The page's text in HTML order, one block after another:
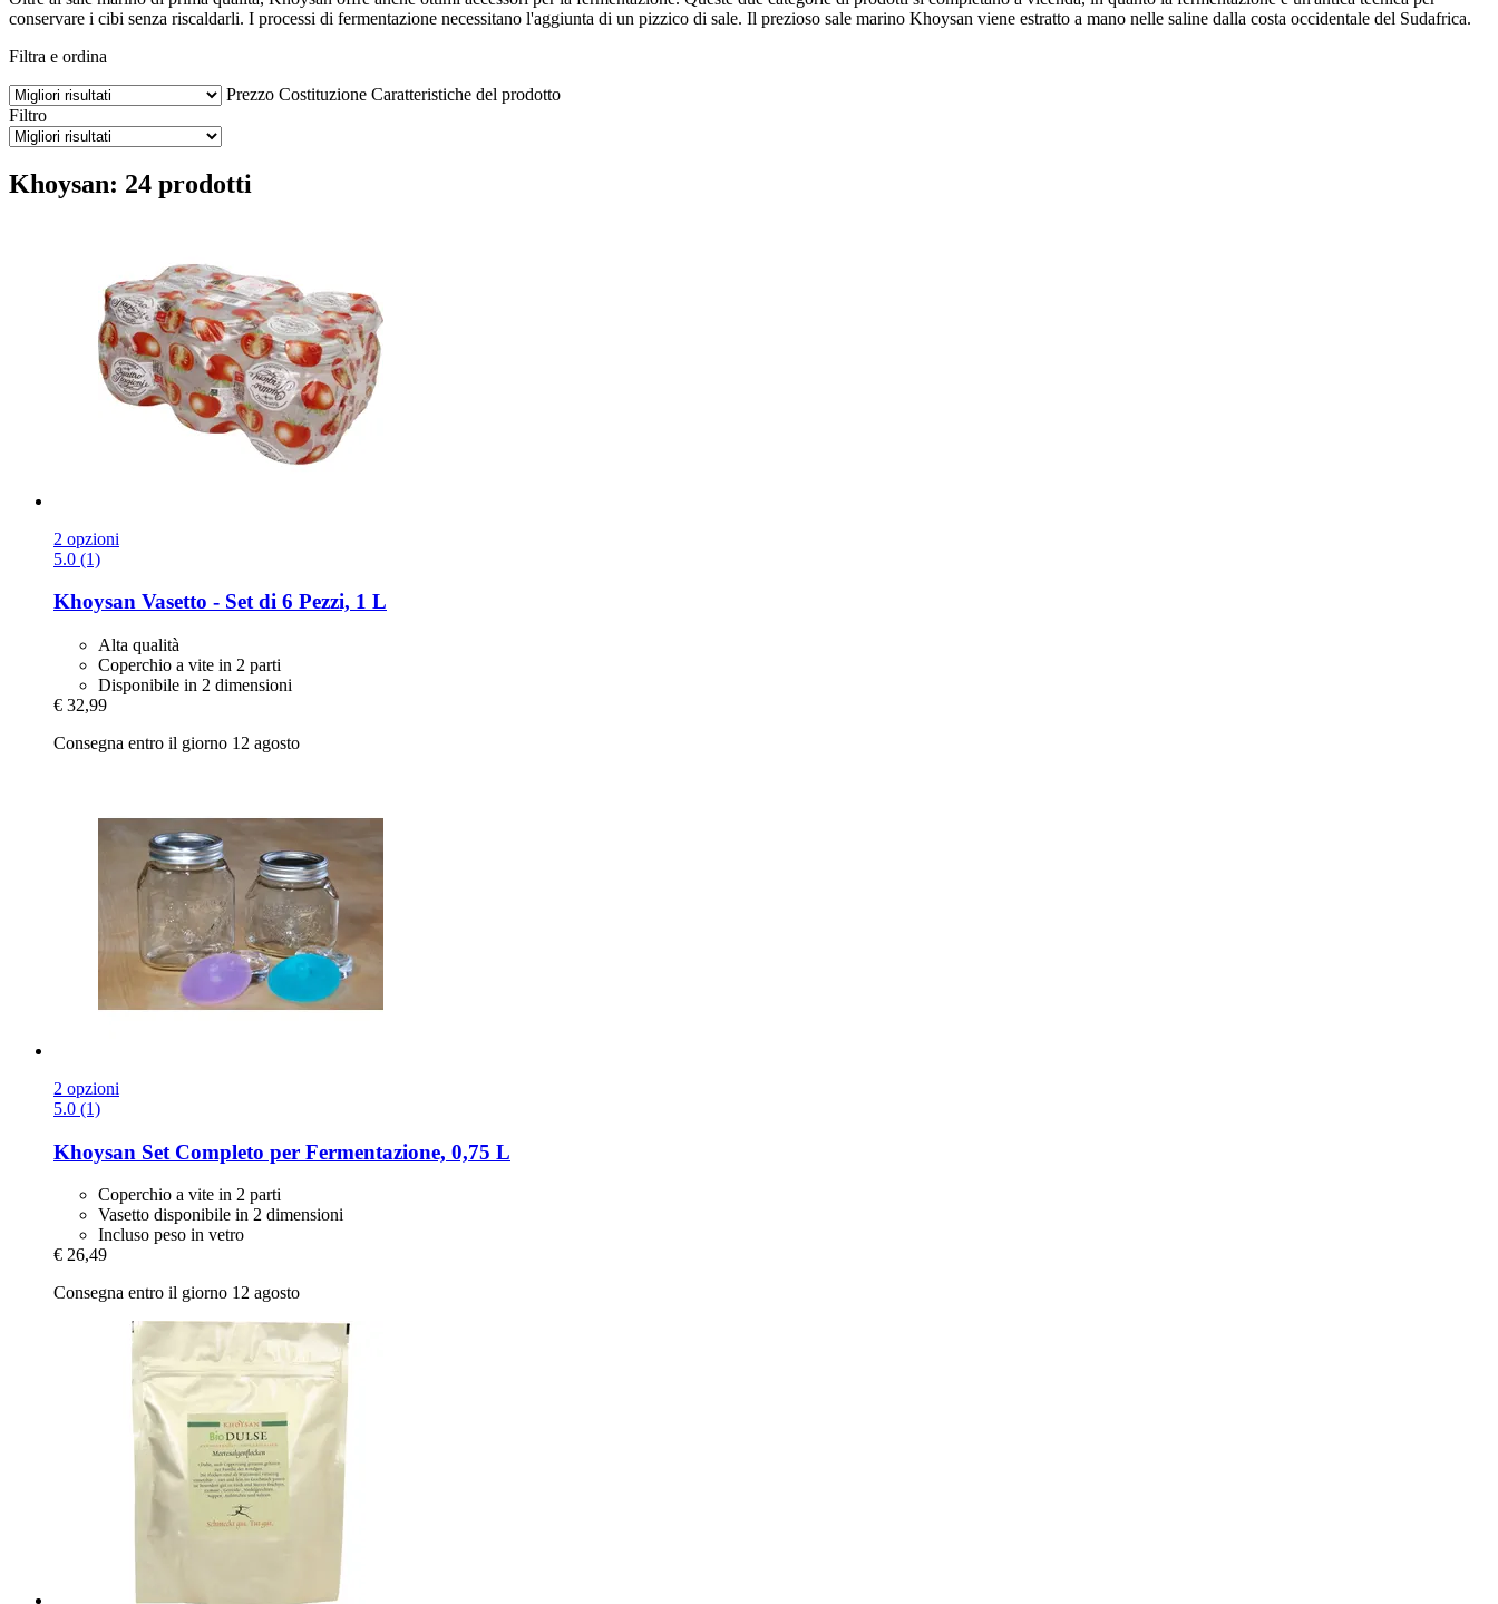
conservare i cibi senza riscaldarli. I processi di fermentazione necessitano l'aggiunta di un pizzico di sale. Il prezioso sale marino Khoysan viene estratto a mano nelle saline dalla costa occidentale del Sudafrica.
Filtra e ordina
Prezzo Costituzione Caratteristiche del prodotto
Filtro
Khoysan: 24 prodotti
2 opzioni
5.0 (1)
Khoysan Vasetto -​ Set di 6 Pezzi, 1 L
Alta qualità
Coperchio a vite in 2 parti
Disponibile in 2 dimensioni
€ 32,99
Consegna entro il giorno 12 agosto
2 opzioni
5.0 (1)
Khoysan Set Completo per Fermentazione, 0,75 L
Coperchio a vite in 2 parti
Vasetto disponibile in 2 dimensioni
Incluso peso in vetro
€ 26,49
Consegna entro il giorno 12 agosto